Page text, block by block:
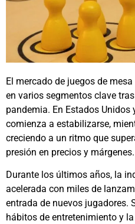
El mercado de juegos de
en varios segmentos clave
pandemia. En Estados Unidos
comienza a estabilizarse,
creciendo a un ritmo que
presión en precios y márgenes.
Durante los últimos años, la
acelerada con miles de
entrada de nuevos jugadores.
hábitos de entretenimiento y